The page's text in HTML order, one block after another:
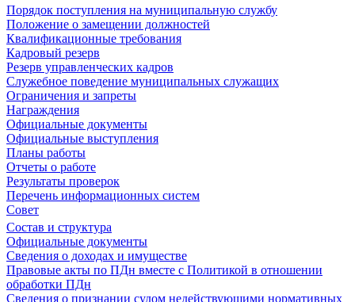
Порядок поступления на муниципальную службу
Положение о замещении должностей
Квалификационные требования
Кадровый резерв
Резерв управленческих кадров
Служебное поведение муниципальных служащих
Ограничения и запреты
Награждения
Официальные документы
Официальные выступления
Планы работы
Отчеты о работе
Результаты проверок
Перечень информационных систем
Совет
Состав и структура
Официальные документы
Сведения о доходах и имуществе
Правовые акты по ПДн вместе с Политикой в отношении
обработки ПДн
Сведения о признании судом недействующими нормативных